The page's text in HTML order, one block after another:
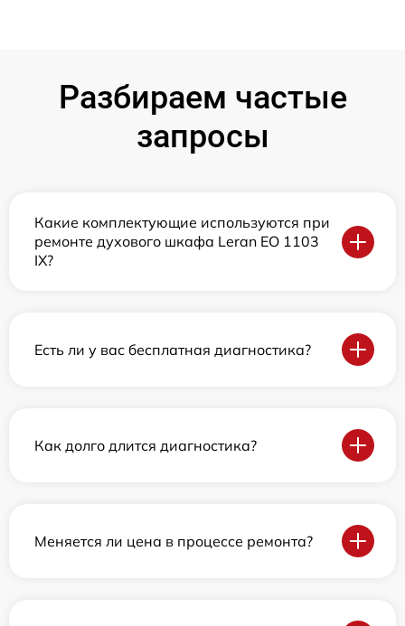
Разбираем частые
запросы
Какие комплектующие используются при
ремонте духового шкафа Leran EO 1103
IX?
Есть ли у вас бесплатная диагностика?
Как долго длится диагностика?
Меняется ли цена в процессе ремонта?